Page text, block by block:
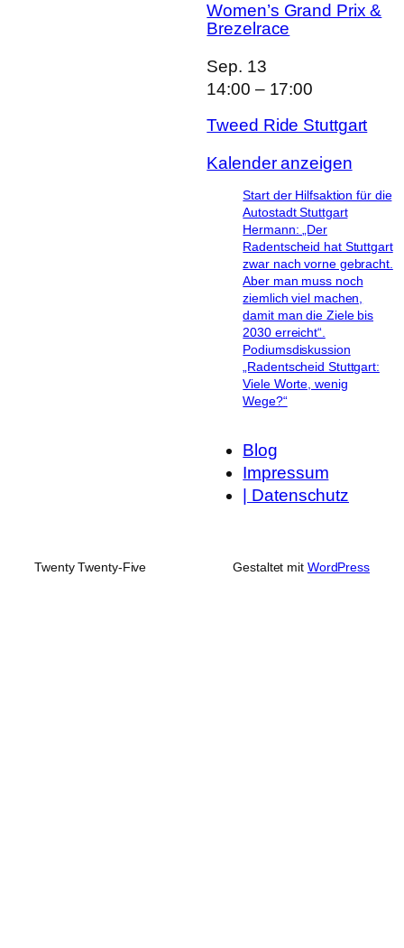
Women’s Grand Prix &
Brezelrace
Sep. 13
14:00 – 17:00
Tweed Ride Stuttgart
Kalender anzeigen
Start der Hilfsaktion für die
Autostadt Stuttgart
Hermann: „Der
Radentscheid hat Stuttgart
zwar nach vorne gebracht.
Aber man muss noch
ziemlich viel machen,
damit man die Ziele bis
2030 erreicht“.
Podiumsdiskussion
„Radentscheid Stuttgart:
Viele Worte, wenig
Wege?“
Blog
Impressum
| Datenschutz
Twenty Twenty-Five Gestaltet mit WordPress